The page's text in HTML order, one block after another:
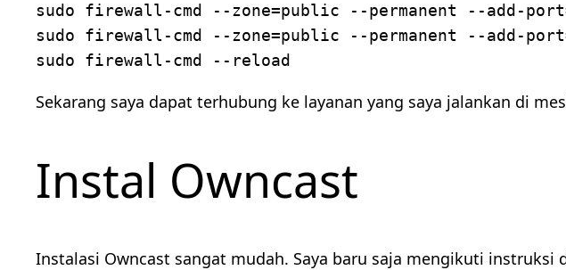
sudo firewall-cmd --zone=public --permanent --add-
sudo firewall-cmd --zone=public --permanent --add-
sudo firewall-cmd --reload
Sekarang saya dapat terhubung ke layanan yang saya jalankan di
Instal Owncast
Instalasi Owncast sangat mudah. Saya baru saja mengikuti instruksi